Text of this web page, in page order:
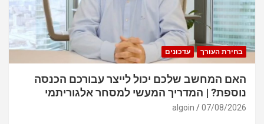
בחירת העורך עדכונים
האם המחשב שלכם יכול לייצר עבורכם הכנסה
נוספת? | המדריך המעשי למסחר אלגוריתמי
07/08/2026
algoin